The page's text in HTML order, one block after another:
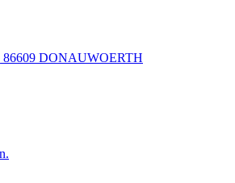
DONAUWOERTH